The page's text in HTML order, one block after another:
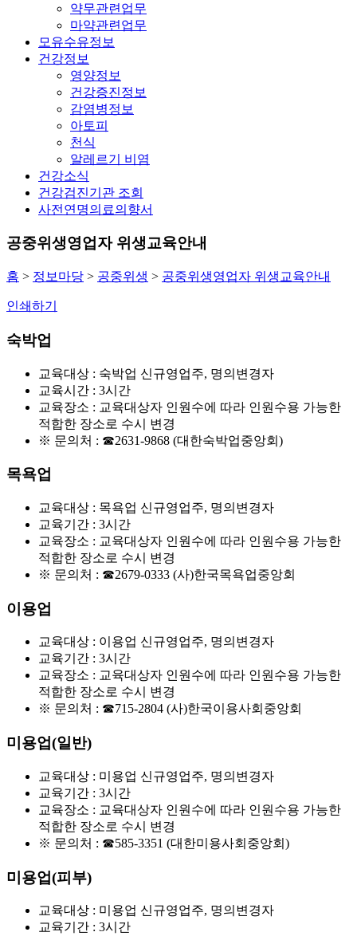
약무관련업무
마약관련업무
모유수유정보
건강정보
영양정보
건강증진정보
감염병정보
아토피
천식
알레르기 비염
건강소식
건강검진기관 조회
사전연명의료의향서
공중위생영업자 위생교육안내
홈 > 정보마당 > 공중위생 > 공중위생영업자 위생교육안내
인쇄하기
숙박업
교육대상 : 숙박업 신규영업주, 명의변경자
교육시간 : 3시간
교육장소 : 교육대상자 인원수에 따라 인원수용 가능한
적합한 장소로 수시 변경
※ 문의처 : ☎2631-9868 (대한숙박업중앙회)
목욕업
교육대상 : 목욕업 신규영업주, 명의변경자
교육기간 : 3시간
교육장소 : 교육대상자 인원수에 따라 인원수용 가능한
적합한 장소로 수시 변경
※ 문의처 : ☎2679-0333 (사)한국목욕업중앙회
이용업
교육대상 : 이용업 신규영업주, 명의변경자
교육기간 : 3시간
교육장소 : 교육대상자 인원수에 따라 인원수용 가능한
적합한 장소로 수시 변경
※ 문의처 : ☎715-2804 (사)한국이용사회중앙회
미용업(일반)
교육대상 : 미용업 신규영업주, 명의변경자
교육기간 : 3시간
교육장소 : 교육대상자 인원수에 따라 인원수용 가능한
적합한 장소로 수시 변경
※ 문의처 : ☎585-3351 (대한미용사회중앙회)
미용업(피부)
교육대상 : 미용업 신규영업주, 명의변경자
교육기간 : 3시간